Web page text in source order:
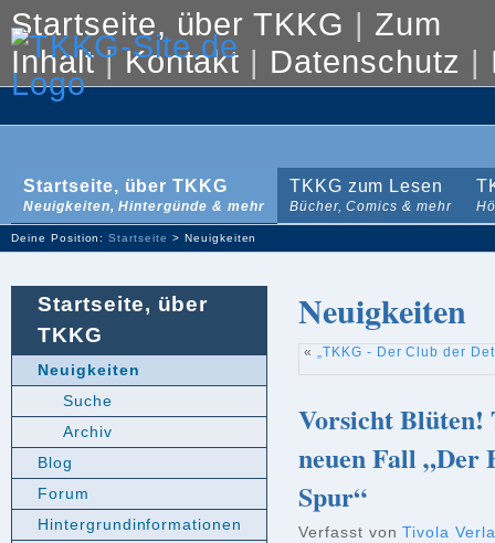
Startseite, über TKKG | Zum
Inhalt|Kontakt | Datenschutz |
Startseite, über TKKG
Neuigkeiten, Hintergünde & mehr
TKKG zum Lesen
Bücher, Comics & mehr
Deine Position:Startseite > Neuigkeiten
Neuigkeiten
« „TKKG - Der Club der
Vorsicht
neuen Fall „Der
Spur“
Verfasst vonTivola
Startseite, über
TKKG
Neuigkeiten
Suche
Archiv
Blog
Forum
Hintergrundinformationen